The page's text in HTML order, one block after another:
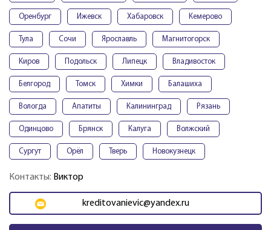
Оренбург Ижевск Хабаровск Кемерово
Тула Сочи Ярославль Магнитогорск
Киров Подольск Липецк Владивосток
Белгород Томск Химки Балашиха
Вологда Апатиты Калининград Рязань
Одинцово Брянск Калуга Волжский
Сургут Орёл Тверь Новокузнецк
Контакты: Виктор
kreditovanievic@yandex.ru